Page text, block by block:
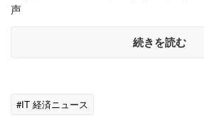
声
続きを読む
#IT 経済ニュース